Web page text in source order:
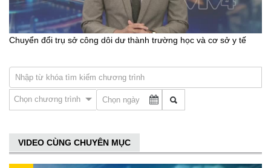
Chuyển đổi trụ sở công dôi dư thành trường học và cơ sở y tế
Chọn chương trình
VIDEO CÙNG CHUYÊN MỤC